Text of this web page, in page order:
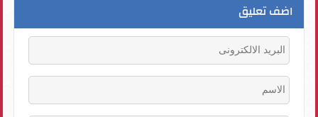
اضف تعليق